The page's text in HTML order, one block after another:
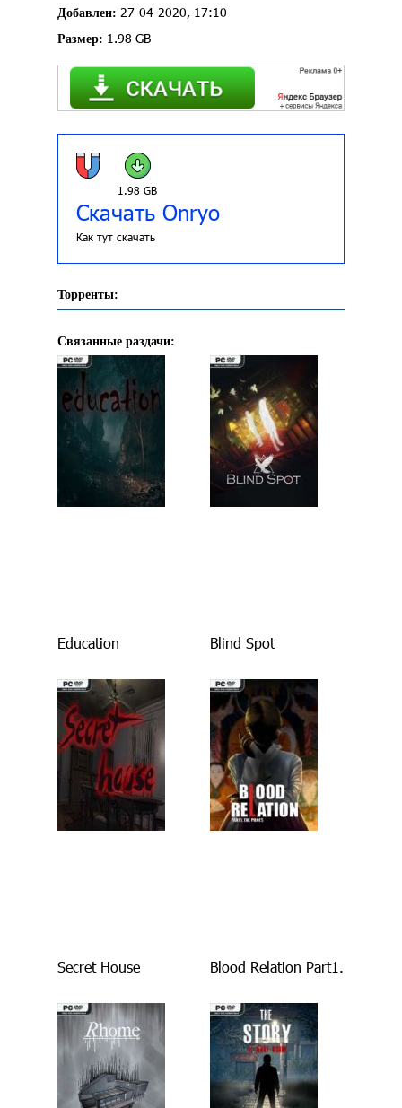
Добавлен: 27-04-2020, 17:10
Размер: 1.98 GB
1.98 GB
Скачать Onryo
Как тут скачать
Торренты:
Связанные раздачи:
Education Blind Spot
Secret House Blood Relation Part1.